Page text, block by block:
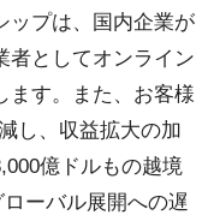
ップは、国内企業が
者としてオンライン
ます。また、お客様
し、収益拡大の加
億ドルもの越境
ーバル展開への遅